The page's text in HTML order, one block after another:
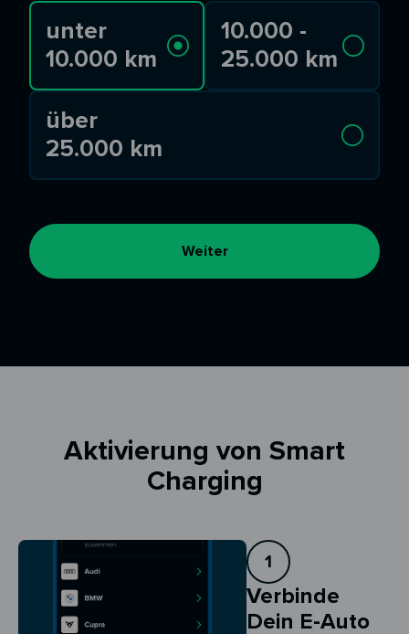
unter
10.000 km
10.000 -
25.000 km
über
25.000 km
Weiter
Aktivierung von Smart
Charging
1
Verbinde
Dein E-Auto